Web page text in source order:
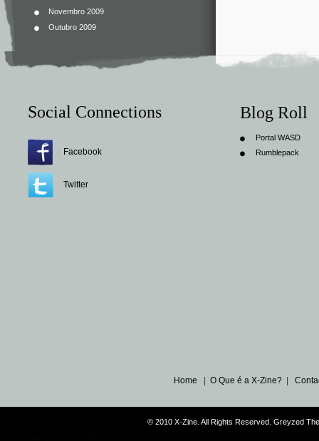
Novembro 2009
Outubro 2009
Social Connections
Facebook
Twitter
Blog Roll
Portal WASD
Rumblepack
Home O Que é a X-Zine?
© 2010 X-Zine. All Rights Reserved. Greyzed